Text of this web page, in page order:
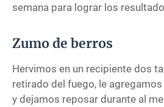
semana para lograr los
Zumo de berros
Hervimos en un recipiente dos
retirado del fuego, le
y dejamos reposar durante al